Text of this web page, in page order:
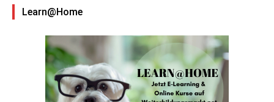
Learn@Home